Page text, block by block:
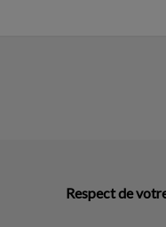
Respect de